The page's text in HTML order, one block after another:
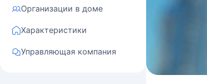
Организации в доме
Характеристики
Управляющая компания